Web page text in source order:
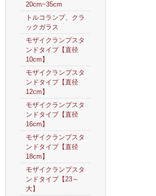
20cm~35cm
トルコランプ、クラ
ックガラス
モザイクランプスタ
ンドタイプ【直径
10cm】
モザイクランプスタ
ンドタイプ【直径
12cm】
モザイクランプスタ
ンドタイプ【直径
16cm】
モザイクランプスタ
ンドタイプ【直径
18cm】
モザイクランプスタ
ンドタイプ【23～
大】